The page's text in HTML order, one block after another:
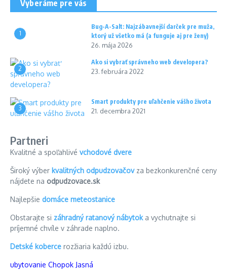
Vyberáme pre vás
1
Bug-A-Salt: Najzábavnejší darček pre muža,
ktorý už všetko má (a funguje aj pre ženy)
26. mája 2026
2
Ako si vybrať správneho web developera?
23. februára 2022
3
Smart produkty pre uľahčenie vášho života
21. decembra 2021
Partneri
Kvalitné a spoľahlivé vchodové dvere
Široký výber kvalitných odpudzovačovza bezkonkurenčné ceny
nájdete na odpudzovace.sk
Najlepšie domáce meteostanice
Obstarajte si záhradný ratanový nábytoka vychutnajte si
príjemné chvíle v záhrade naplno.
Detské koberce rozžiaria každú izbu.
ubytovanie Chopok Jasná